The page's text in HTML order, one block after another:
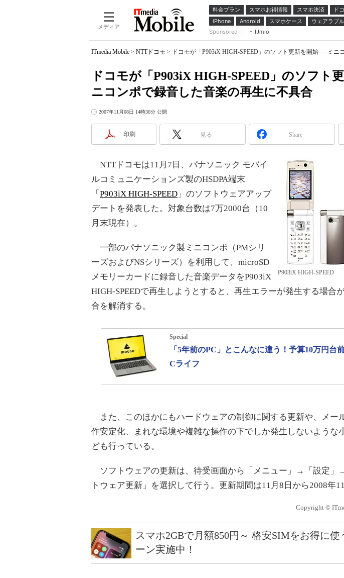
メディア
料金プラン スマホお得情報 スマホ決済 ド
iPhone
Android スマホケース ウェアラブル
Sponsored ｜
IIJmio
ITmedia Mobile > NTTドコモ > ドコモが「P903iX HIGH-SPEED」のソフト更新を開始──ミニ
ドコモが「P903iX HIGH-SPEED」のソフト
ニコンポで録音した音楽の再生に不具合
2007年11月08日 14時36分 公開
印刷 見る Share
P903iX HIGH-SPEED
NTTドコモは11月7日、パナソニック モバイ
ルコミュニケーションズ製のHSDPA端末
「 P903iX HIGH-SPEED 」のソフトウェアアップ
デートを発表した。対象台数は7万2000台（10
月末現在）。
一部のパナソニック製ミニコンポ（PMシリ
ーズおよびNSシリーズ）を利用して、microSD
メモリーカードに録音した音楽データをP903iX
HIGH-SPEEDで再生しようとすると、再生エラーが発生する場合
合を解消する。
Special
「5年前のPC」とこんなに違う！予算10万円台
Cライフ
また、このほかにもハードウェアの制御に関する更新や、メー
作安定化、まれな環境や複雑な操作の下でしか発生しないような
ども行っている。
ソフトウェアの更新は、待受画面から「メニュー」→「設定
トウェア更新」を選択して行う。更新期間は11月8日から2008年
Copyright ©
スマホ2GBで月額850円～ 格安SIMをお得に使
ーン実施中！